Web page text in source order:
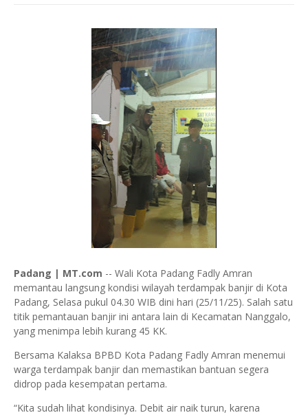
Padang | MT.com -- Wali Kota Padang Fadly Amran
memantau langsung kondisi wilayah terdampak banjir di Kota
Padang, Selasa pukul 04.30 WIB dini hari (25/11/25). Salah satu
titik pemantauan banjir ini antara lain di Kecamatan Nanggalo,
yang menimpa lebih kurang 45 KK.
Bersama Kalaksa BPBD Kota Padang Fadly Amran menemui
warga terdampak banjir dan memastikan bantuan segera
didrop pada kesempatan pertama.
“Kita sudah lihat kondisinya. Debit air naik turun, karena